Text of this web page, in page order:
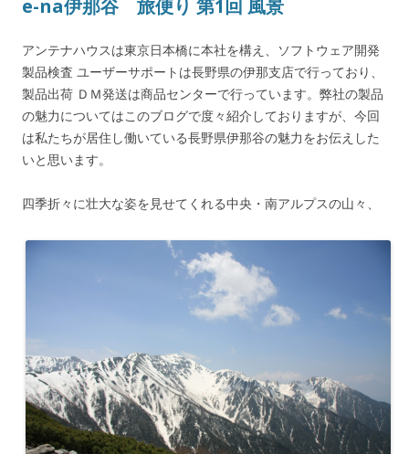
e-na伊那谷 旅便り 第1回 風景
アンテナハウスは東京日本橋に本社を構え、ソフトウェア開発
製品検査 ユーザーサポートは長野県の伊那支店で行っており、
製品出荷 ＤＭ発送は商品センターで行っています。弊社の製品
の魅力についてはこのブログで度々紹介しておりますが、今回
は私たちが居住し働いている長野県伊那谷の魅力をお伝えした
いと思います。
四季折々に壮大な姿を見せてくれる中央・南アルプスの山々、